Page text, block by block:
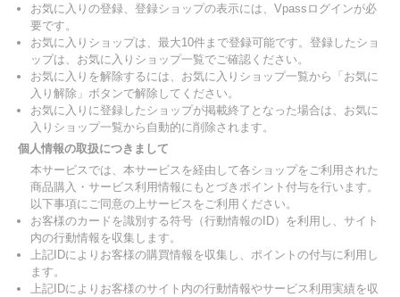
お気に入りの登録、登録ショップの表示には、Vpassログインが必
要です。
お気に入りショップは、最大10件まで登録可能です。登録したショ
ップは、お気に入りショップ一覧でご確認ください。
お気に入りを解除するには、お気に入りショップ一覧から「お気に
入り解除」ボタンで解除してください。
お気に入りに登録したショップが掲載終了となった場合は、お気に
入りショップ一覧から自動的に削除されます。
個人情報の取扱につきまして
本サービスでは、本サービスを経由して各ショップをご利用された
商品購入・サービス利用情報にもとづきポイント付与を行います。
以下事項にご同意の上サービスをご利用ください。
お客様のカードを識別する符号（行動情報のID）を利用し、サイト
内の行動情報を収集します。
上記IDによりお客様の購買情報を収集し、ポイントの付与に利用し
ます。
上記IDによりお客様のサイト内の行動情報やサービス利用実績を収